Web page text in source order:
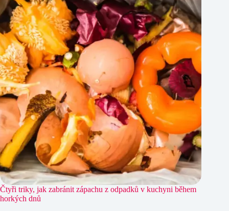
Čtyři triky, jak zabránit zápachu z odpadků v kuchyni během
horkých dnů